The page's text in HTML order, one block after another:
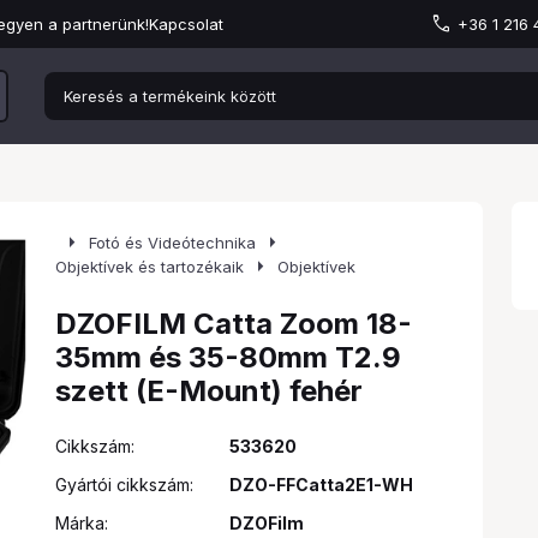
a partnerünk!Kapcsolat +36 1 216
arrow_right Fotó és Videótechnika arrow_right
Objektívek és tartozékaik arrow_right Objektívek
DZOFILM Catta Zoom 18-
35mm és 35-80mm T2.9
szett (E-Mount) fehér
Cikkszám:
533620
Gyártói cikkszám:
DZO-FFCatta2E1-WH
Márka:
DZOFilm